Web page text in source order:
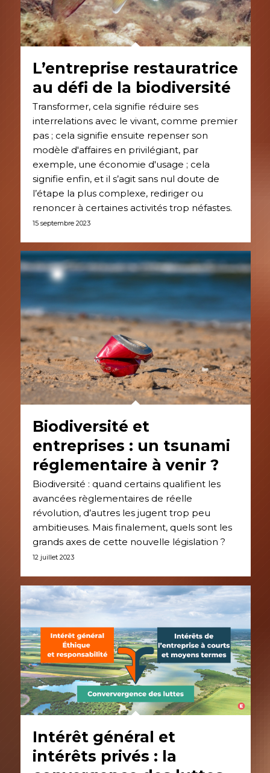
L’entreprise restauratrice
au défi de la biodiversité
Transformer, cela signifie réduire ses
interrelations avec le vivant, comme premier
pas ; cela signifie ensuite repenser son
modèle d'affaires en privilégiant, par
exemple, une économie d'usage ; cela
signifie enfin, et il s’agit sans nul doute de
l’étape la plus complexe, rediriger ou
renoncer à certaines activités trop néfastes.
15 septembre 2023
Biodiversité et
entreprises : un tsunami
réglementaire à venir ?
Biodiversité : quand certains qualifient les
avancées règlementaires de réelle
révolution, d’autres les jugent trop peu
ambitieuses. Mais finalement, quels sont les
grands axes de cette nouvelle législation ?
12 juillet 2023
Intérêt général et
intérêts privés : la